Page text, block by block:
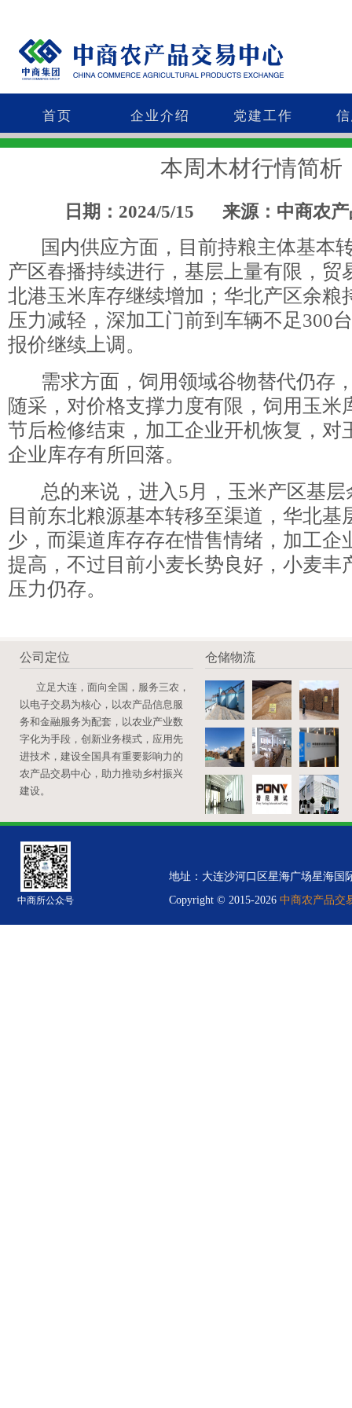
首页 企业介绍 党建工作
本周木材行情简析
日期：2024/5/15 来源：中商农
国内供应方面，目前持粮主体基本
产区春播持续进行，基层上量有限，贸
北港玉米库存继续增加；华北产区余粮
压力减轻，深加工门前到车辆不足300
报价继续上调。
需求方面，饲用领域谷物替代仍存
随采，对价格支撑力度有限，饲用玉米
节后检修结束，加工企业开机恢复，对
企业库存有所回落。
总的来说，进入5月，玉米产区基层
目前东北粮源基本转移至渠道，华北基
少，而渠道库存存在惜售情绪，加工企
提高，不过目前小麦长势良好，小麦丰
压力仍存。
公司定位
立足大连，面向全国，服务三农，
以电子交易为核心，以农产品信息服
务和金融服务为配套，以农业产业数
字化为手段，创新业务模式，应用先
进技术，建设全国具有重要影响力的
农产品交易中心，助力推动乡村振兴
建设。
仓储物流
中商所公众号
地址：大连沙河口区星海广场星海国
Copyright © 2015-2026 中商农产品交